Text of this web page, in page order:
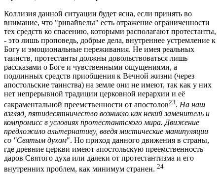
Коллизия данной ситуации будет ясна, если принять во
внимание, что "ривайвелы" есть отражение ограниченности
тех средств ко спасению, которыми располагают протестанты,
- это лишь проповедь, добрые дела, внутреннее устремление к
Богу и эмоциональные переживания. Не имея реальных
таинств, протестанты должны довольствоваться лишь
рассказами о Боге и чувственными ощущениями, а
подлинных средств приобщения к Вечной жизни (через
апостольские таинства) на земле они не имеют, так как у них
нет непрерывной традиции церковной иерархии и её
сакраментальной преемственности от апостолов23. На наш
взгляд, пятидесятничество возникло как некий заменитель и
компромисс в условиях протестантского мира. Движение
предложило альтернативу, введя мистические манипуляции
со "Святым духом". Но приход данного движения в страны,
где древние церкви имеют апостольскую преемственность
даров Святого духа или далеки от протестантизма и его
внутренних проблем, как минимум странен. 24